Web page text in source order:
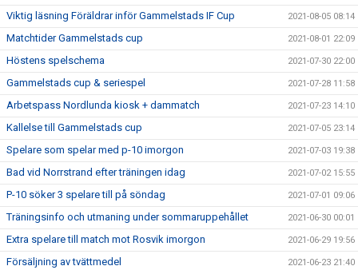
Viktig läsning Föräldrar inför Gammelstads IF Cup 2021-08-05 08:14
Matchtider Gammelstads cup 2021-08-01 22:09
Höstens spelschema 2021-07-30 22:00
Gammelstads cup & seriespel 2021-07-28 11:58
Arbetspass Nordlunda kiosk + dammatch 2021-07-23 14:10
Kallelse till Gammelstads cup 2021-07-05 23:14
Spelare som spelar med p-10 imorgon 2021-07-03 19:38
Bad vid Norrstrand efter träningen idag 2021-07-02 15:55
P-10 söker 3 spelare till på söndag 2021-07-01 09:06
Träningsinfo och utmaning under sommaruppehållet 2021-06-30 00:01
Extra spelare till match mot Rosvik imorgon 2021-06-29 19:56
Försäljning av tvättmedel 2021-06-23 21:40